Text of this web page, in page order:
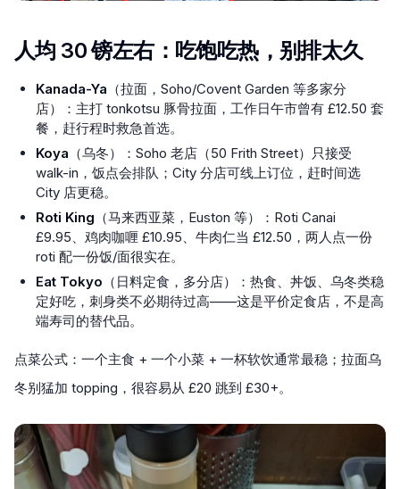
人均 30 镑左右：吃饱吃热，别排太久
Kanada-Ya （拉面，Soho/Covent Garden 等多家分
店）：主打 tonkotsu 豚骨拉面，工作日午市曾有 £12.50 套
餐，赶行程时救急首选。
Koya （乌冬）：Soho 老店（50 Frith Street）只接受
walk-in，饭点会排队；City 分店可线上订位，赶时间选
City 店更稳。
Roti King （马来西亚菜，Euston 等）：Roti Canai
£9.95、鸡肉咖喱 £10.95、牛肉仁当 £12.50，两人点一份
roti 配一份饭/面很实在。
Eat Tokyo （日料定食，多分店）：热食、丼饭、乌冬类稳
定好吃，刺身类不必期待过高——这是平价定食店，不是高
端寿司的替代品。
点菜公式：一个主食 + 一个小菜 + 一杯软饮通常最稳；拉面乌
冬别猛加 topping，很容易从 £20 跳到 £30+。